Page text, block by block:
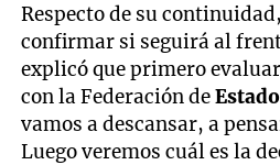
Respecto de su
confirmar si seguirá al
explicó que primero
con la Federación de
vamos a descansar, a
Luego veremos cuál es la